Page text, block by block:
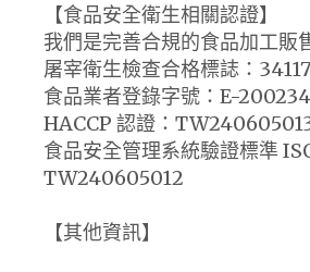
【食品安全衛生相關認證】
我們是完善合規的食品加工販
屠宰衛生檢查合格標誌：
食品業者登錄字號：E-
HACCP 認證：
食品安全管理系統驗證標準
TW240605012
【其他資訊】